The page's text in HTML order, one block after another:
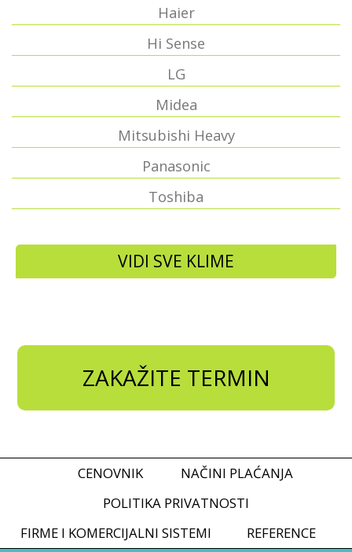
Haier
Hi Sense
LG
Midea
Mitsubishi Heavy
Panasonic
Toshiba
VIDI SVE KLIME
ZAKAŽITE TERMIN
CENOVNIK
NAČINI PLAĆANJA
POLITIKA PRIVATNOSTI
FIRME I KOMERCIJALNI SISTEMI
REFERENCE